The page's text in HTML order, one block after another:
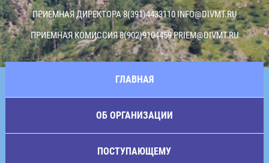
ПРИЕМНАЯ ДИРЕКТОРА 8(391)4433110INFO@DIVMT.RU
ПРИЕМНАЯ КОМИССИЯ 8(902)9104459PRIEM@DIVMT.RU
ГЛАВНАЯ
ОБ ОРГАНИЗАЦИИ
ПОСТУПАЮЩЕМУ